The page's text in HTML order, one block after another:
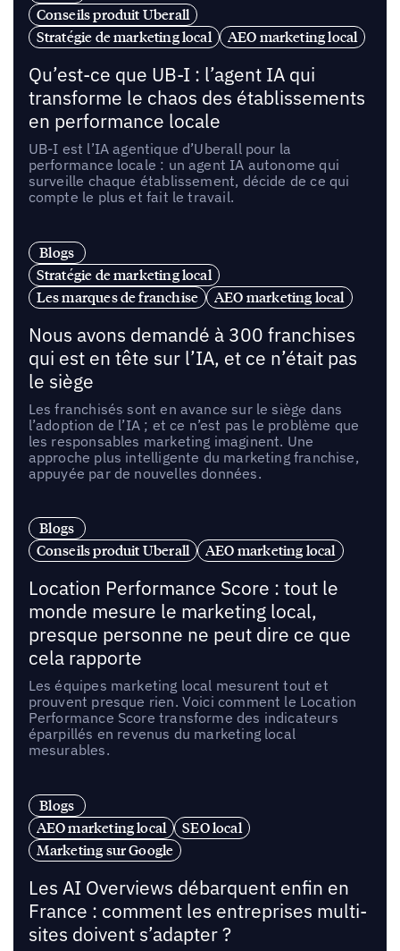
Conseils produit Uberall
Stratégie de marketing local
AEO marketing local
Qu’est-ce que UB-I : l’agent IA qui
transforme le chaos des établissements
en performance locale
UB-I est l’IA agentique d’Uberall pour la
performance locale : un agent IA autonome qui
surveille chaque établissement, décide de ce qui
compte le plus et fait le travail.
Blogs
Stratégie de marketing local
Les marques de franchise
AEO marketing local
Nous avons demandé à 300 franchises
qui est en tête sur l’IA, et ce n’était pas
le siège
Les franchisés sont en avance sur le siège dans
l’adoption de l’IA ; et ce n’est pas le problème que
les responsables marketing imaginent. Une
approche plus intelligente du marketing franchise,
appuyée par de nouvelles données.
Blogs
Conseils produit Uberall
AEO marketing local
Location Performance Score : tout le
monde mesure le marketing local,
presque personne ne peut dire ce que
cela rapporte
Les équipes marketing local mesurent tout et
prouvent presque rien. Voici comment le Location
Performance Score transforme des indicateurs
éparpillés en revenus du marketing local
mesurables.
Blogs
AEO marketing local
SEO local
Marketing sur Google
Les AI Overviews débarquent enfin en
France : comment les entreprises multi-
sites doivent s’adapter ?